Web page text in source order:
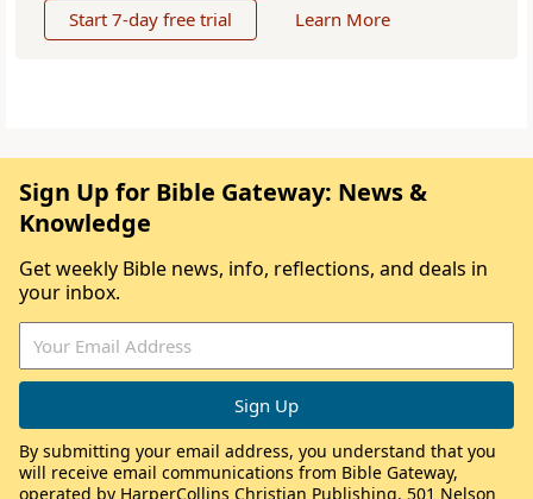
Start 7-day free trial Learn More
Sign Up for Bible Gateway: News &
Knowledge
Get weekly Bible news, info, reflections, and deals in
your inbox.
By submitting your email address, you understand that you
will receive email communications from Bible Gateway,
operated by HarperCollins Christian Publishing, 501 Nelson